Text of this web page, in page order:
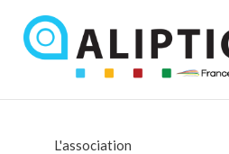
L'association